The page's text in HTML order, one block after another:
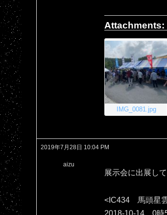
Attachments:
IMG_0081.jpg
2019年7月28日 10:04 PM
aizu
展示会に出展し
<IC434 馬頭星
2018-10-14 0時